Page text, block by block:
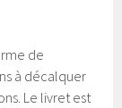
de
à décalquer
Le livret est